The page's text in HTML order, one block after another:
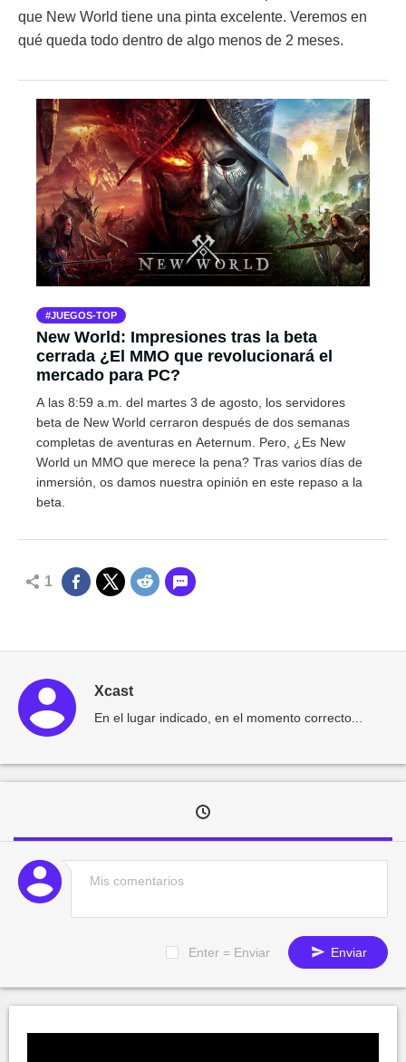
que New World tiene una pinta excelente. Veremos en
qué queda todo dentro de algo menos de 2 meses.
JUEGOS-TOP
New World: Impresiones tras la beta
cerrada ¿El MMO que revolucionará el
mercado para PC?
A las 8:59 a.m. del martes 3 de agosto, los servidores
beta de New World cerraron después de dos semanas
completas de aventuras en Aeternum. Pero, ¿Es New
World un MMO que merece la pena? Tras varios días de
inmersión, os damos nuestra opinión en este repaso a la
beta.
1
Xcast
En el lugar indicado, en el momento correcto...
Enter = Enviar Enviar